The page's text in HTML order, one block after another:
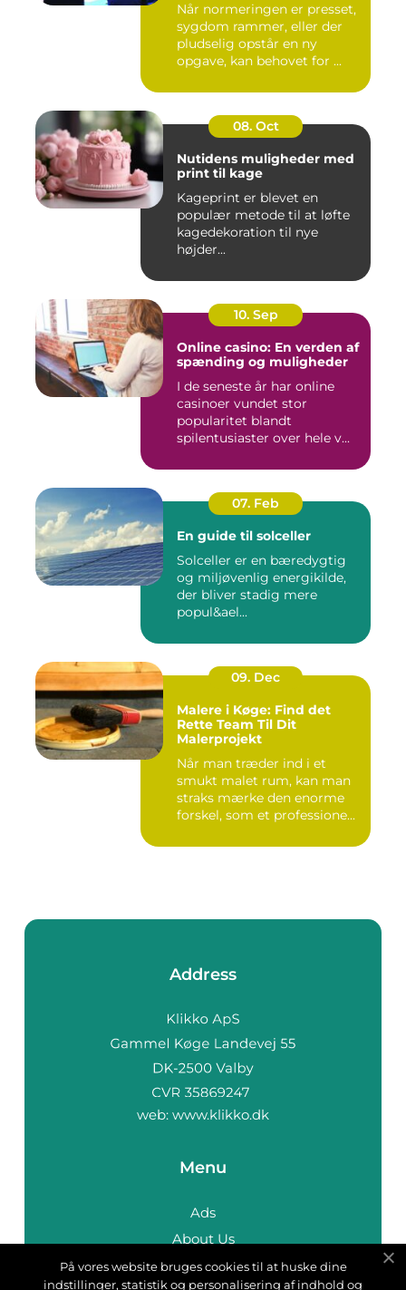
Når normeringen er presset,
sygdom rammer, eller der
pludselig opstår en ny
opgave, kan behovet for ...
08. Oct
Nutidens muligheder med
print til kage
Kageprint er blevet en
populær metode til at løfte
kagedekoration til nye
højder...
10. Sep
Online casino: En verden af
spænding og muligheder
I de seneste år har online
casinoer vundet stor
popularitet blandt
spilentusiaster over hele v...
07. Feb
En guide til solceller
Solceller er en bæredygtig
og miljøvenlig energikilde,
der bliver stadig mere
popul&ael...
09. Dec
Malere i Køge: Find det
Rette Team Til Dit
Malerprojekt
Når man træder ind i et
smukt malet rum, kan man
straks mærke den enorme
forskel, som et professione...
Address
web: www.klikko.dk
Menu
Ads
About Us
Cookies
På vores website bruges cookies til at huske dine
indstillinger, statistik og personalisering af indhold og